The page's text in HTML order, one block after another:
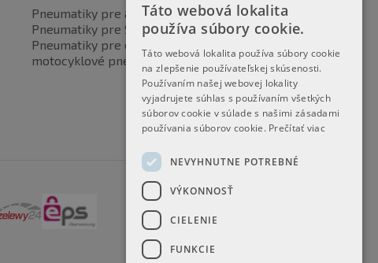
Pneumatiky pre automobily
Pneumatiky pre SUV / 4x4
Pneumatiky pre dodávku
motocyklové pneumatiky
Táto webová lokalita
používa súbory cookie.
Táto webová lokalita používa súbory cookie
na zlepšenie používateľskej skúsenosti.
Používaním našej webovej lokality
vyjadrujete súhlas s používaním všetkých
súborov cookie v súlade s našimi zásadami
používania súborov cookie. Prečítať viac
NEVYHNUTNE POTREBNÉ
VÝKONNOSŤ
CIELENIE
FUNKCIE